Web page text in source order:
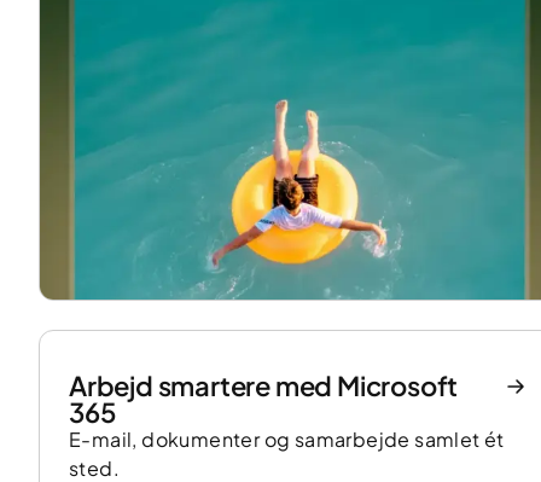
Arbejd smartere med Microsoft
365
E-mail, dokumenter og samarbejde samlet ét
sted.